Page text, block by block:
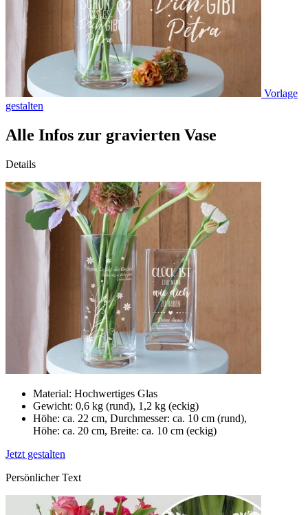
Vorlage
gestalten
Alle Infos zur gravierten Vase
Details
Material: Hochwertiges Glas
Gewicht: 0,6 kg (rund), 1,2 kg (eckig)
Höhe: ca. 22 cm, Durchmesser: ca. 10 cm (rund),
Höhe: ca. 20 cm, Breite: ca. 10 cm (eckig)
Jetzt gestalten
Persönlicher Text